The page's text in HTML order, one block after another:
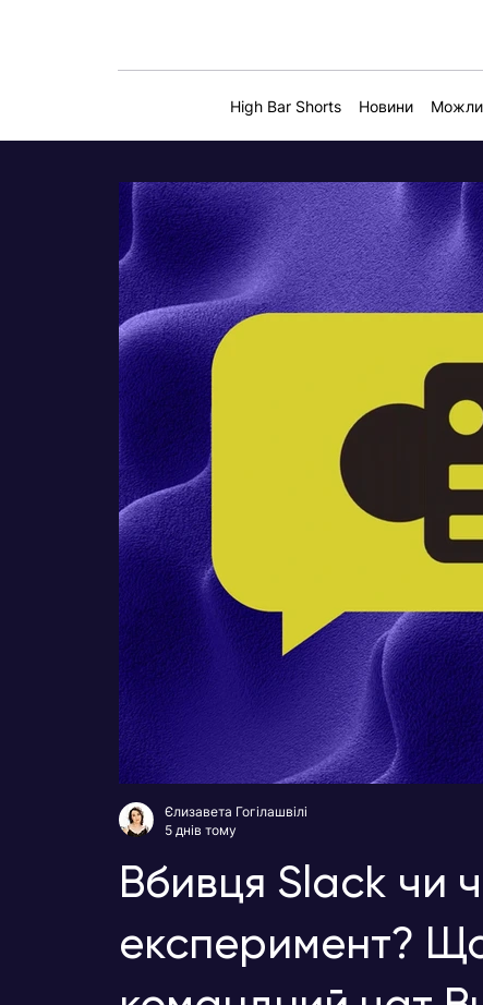
High Bar Shorts Новини
Вбивця Slack чи
експеримент?
Єлизавета Гогілашвілі
5 днів тому